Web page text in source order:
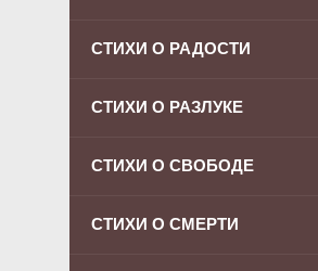
СТИХИ О РАДОСТИ
СТИХИ О РАЗЛУКЕ
СТИХИ О СВОБОДЕ
СТИХИ О СМЕРТИ